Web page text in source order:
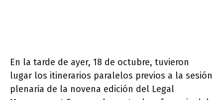
En la tarde de ayer, 18 de octubre, tuvieron
lugar los itinerarios paralelos previos a la sesión
plenaria de la novena edición del Legal